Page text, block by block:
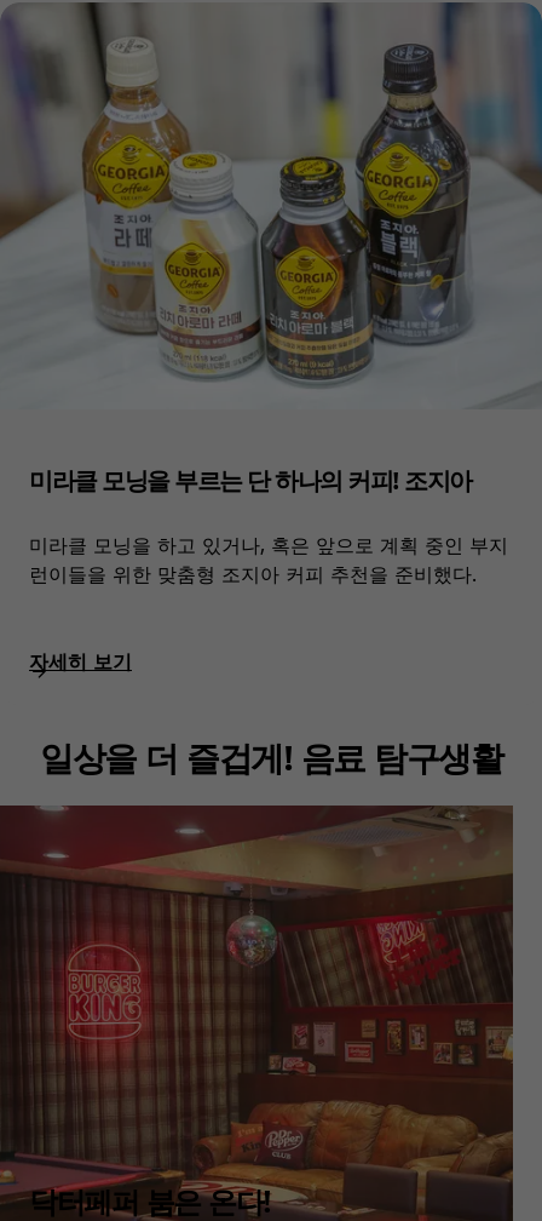
미라클 모닝을 부르는 단 하나의 커피! 조지아
미라클 모닝을 하고 있거나, 혹은 앞으로 계획 중인 부지
런이들을 위한 맞춤형 조지아 커피 추천을 준비했다.
자세히 보기
일상을 더 즐겁게! 음료 탐구생활
닥터페퍼 붐은 온다!